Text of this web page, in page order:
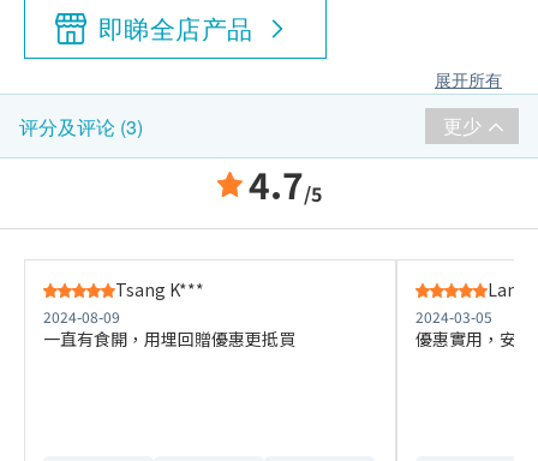
即睇全店产品
展开所有
评分及评论 (3) 更少
4.7/5
Tsang K***
2024-08-09
一直有食開，用埋回贈優惠更抵買
Lam
2024-03-05
優惠實用，安